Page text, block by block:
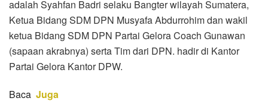
adalah Syahfan Badri selaku Bangter wilayah Sumatera,
Ketua Bidang SDM DPN Musyafa Abdurrohim dan wakil
ketua Bidang SDM DPN Partai Gelora Coach Gunawan
(sapaan akrabnya) serta Tim dari DPN. hadir di Kantor
Partai Gelora Kantor DPW.
Baca Juga